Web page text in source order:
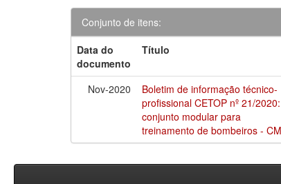
Conjunto de itens:
Data do
documento
Título
Nov-2020
Boletim de informação técnico-
profissional CETOP nº 21/2020:
conjunto modular para
treinamento de bombeiros -